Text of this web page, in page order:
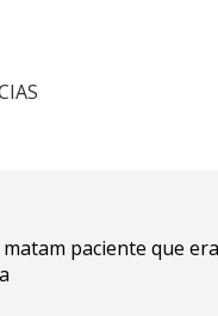
paciente que